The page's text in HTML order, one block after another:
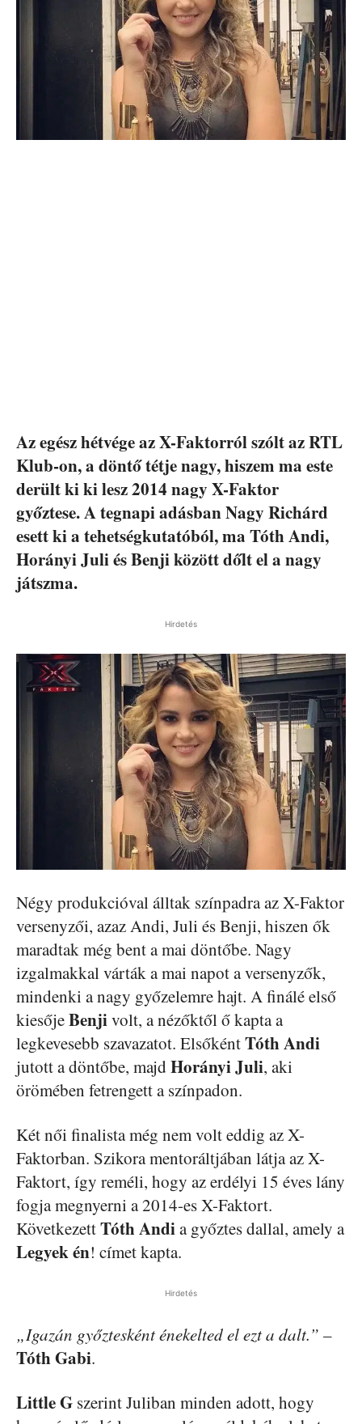
Az egész hétvége az X-Faktorról szólt az RTL
Klub-on, a döntő tétje nagy, hiszem ma este
derült ki ki lesz 2014 nagy X-Faktor
győztese. A tegnapi adásban Nagy Richárd
esett ki a tehetségkutatóból, ma Tóth Andi,
Horányi Juli és Benji között dőlt el a nagy
játszma.
Hirdetés
Négy produkcióval álltak színpadra az X-Faktor
versenyzői, azaz Andi, Juli és Benji, hiszen ők
maradtak még bent a mai döntőbe. Nagy
izgalmakkal várták a mai napot a versenyzők,
mindenki a nagy győzelemre hajt. A finálé első
kiesőjeBenjivolt, a nézőktől ő kapta a
legkevesebb szavazatot. ElsőkéntTóth Andi
jutott a döntőbe, majd Horányi Juli, aki
örömében fetrengett a színpadon.
Két női finalista még nem volt eddig az X-
Faktorban. Szikora mentoráltjában látja az X-
Faktort, így reméli, hogy az erdélyi 15 éves lány
fogja megnyerni a 2014-es X-Faktort.
KövetkezettTóth Andia győztes dallal, amely a
Legyek én! címet kapta.
Hirdetés
„Igazán győztesként énekelted el ezt a dalt.” –
Tóth Gabi.
Little G szerint Juliban minden adott, hogy